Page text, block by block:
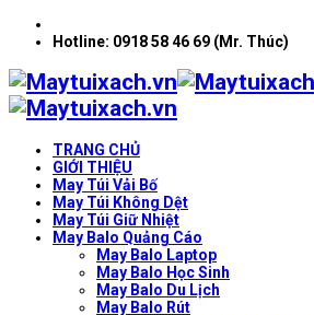
Hotline: 0918 58 46 69 (Mr. Thúc)
TRANG CHỦ
GIỚI THIỆU
May Túi Vải Bố
May Túi Không Dệt
May Túi Giữ Nhiệt
May Balo Quảng Cáo
May Balo Laptop
May Balo Học Sinh
May Balo Du Lịch
May Balo Rút